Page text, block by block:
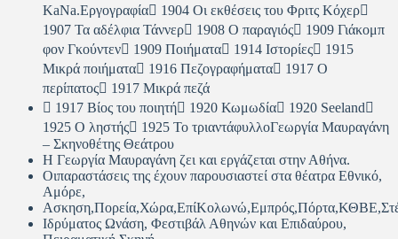
KaNa.Εργογραφία 1904 Οι εκθέσεις του Φριτς Κόχερ
1907 Τα αδέλφια Τάννερ 1908 Ο παραγιός 1909 Γιάκομπ
φον Γκούντεν 1909 Ποιήματα 1914 Ιστορίες 1915
Μικρά ποιήματα 1916 Πεζογραφήματα 1917 Ο
περίπατος 1917 Μικρά πεζά
 1917 Βίος του ποιητή 1920 Κωμωδία 1920 Seeland
1925 Ο ληστής 1925 Το τριαντάφυλλοΓεωργία Μαυραγάνη
– Σκηνοθέτης Θεάτρου
Η Γεωργία Μαυραγάνη ζει και εργάζεται στην Αθήνα.
Οιπαραστάσεις της έχουν παρουσιαστεί στα θέατρα Εθνικό,
Αμόρε,
Ιδρύματος Ωνάση, Φεστιβάλ Αθηνών και Επιδαύρου,